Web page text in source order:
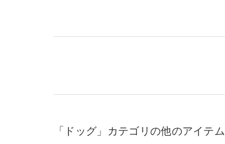
「ドッグ」カテゴリの他のアイテム